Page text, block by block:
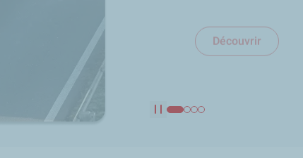
Découvrir
J’en profite !
Découvrir